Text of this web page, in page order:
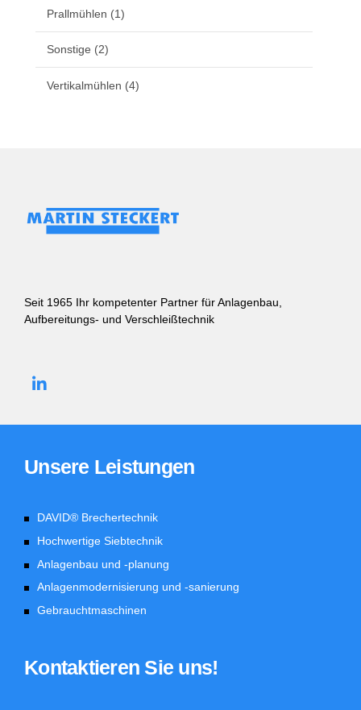
Prallmühlen (1)
Sonstige (2)
Vertikalmühlen (4)
Seit 1965 Ihr kompetenter Partner für Anlagenbau,
Aufbereitungs- und Verschleißtechnik
Unsere Leistungen
DAVID® Brechertechnik
Hochwertige Siebtechnik
Anlagenbau und -planung
Anlagenmodernisierung und -sanierung
Gebrauchtmaschinen
Kontaktieren Sie uns!